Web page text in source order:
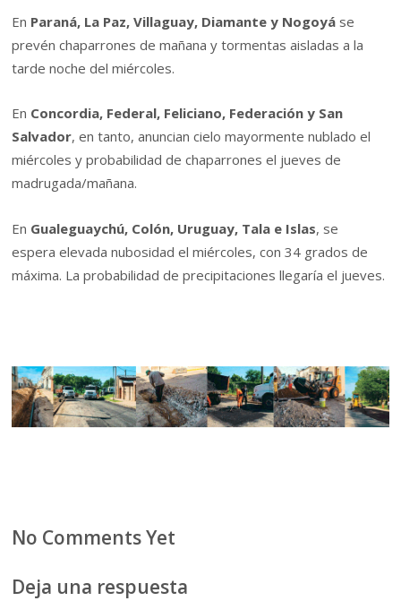
En Paraná, La Paz, Villaguay, Diamante y Nogoyá se
prevén chaparrones de mañana y tormentas aisladas a la
tarde noche del miércoles.
En Concordia, Federal, Feliciano, Federación y San
Salvador, en tanto, anuncian cielo mayormente nublado el
miércoles y probabilidad de chaparrones el jueves de
madrugada/mañana.
En Gualeguaychú, Colón, Uruguay, Tala e Islas, se
espera elevada nubosidad el miércoles, con 34 grados de
máxima. La probabilidad de precipitaciones llegaría el jueves.
No Comments Yet
Deja una respuesta